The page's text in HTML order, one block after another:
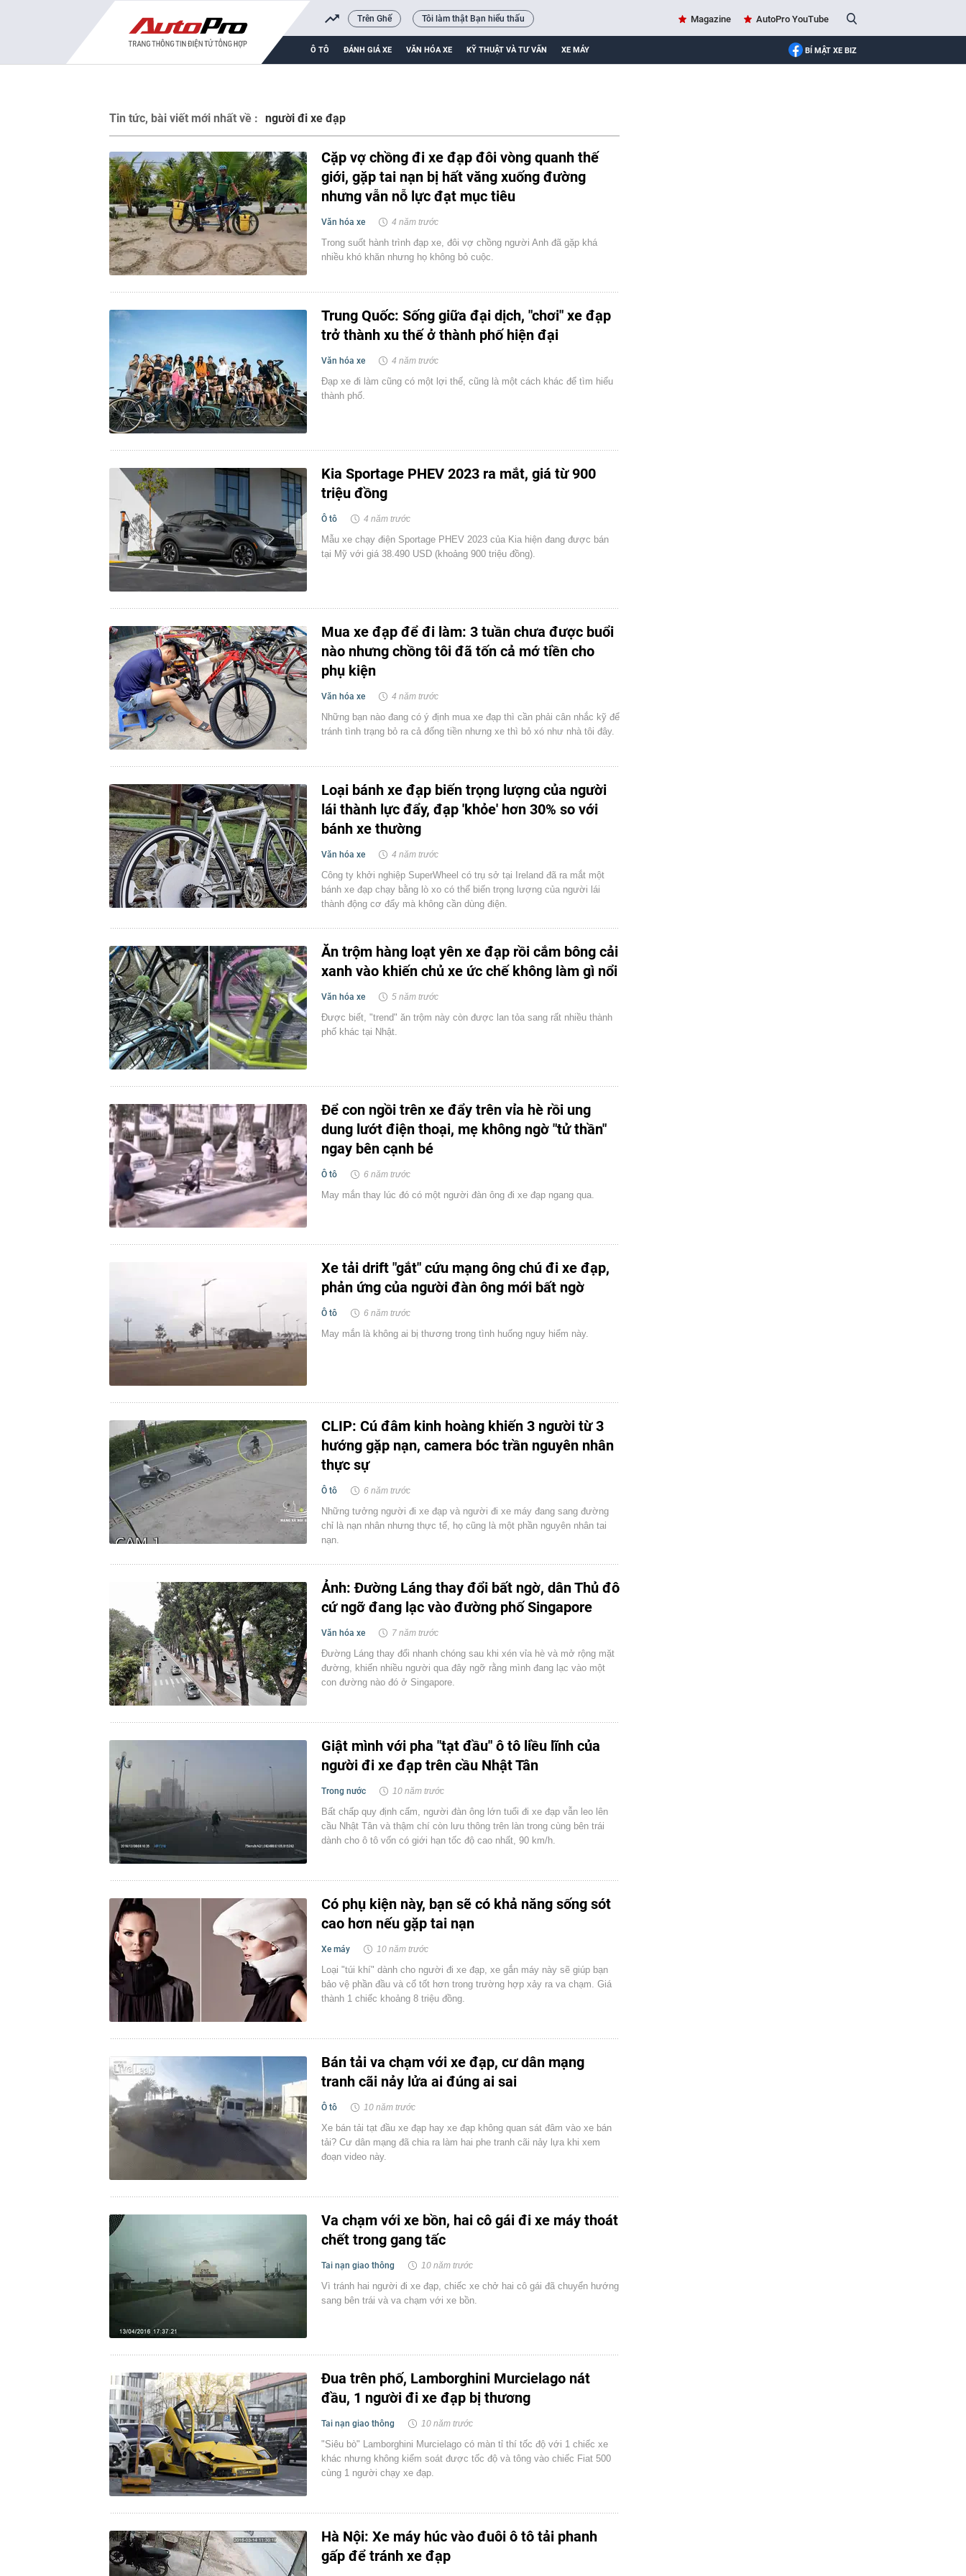
Trên Ghế Tôi làm thật Bạn hiểu thấu Magazine AutoPro YouTube
Ô TÔ ĐÁNH GIÁ XE VĂN HÓA XE KỸ THUẬT VÀ TƯ VẤN XE MÁY BÍ MẬT XE BIZ
Tin tức, bài viết mới nhất về : người đi xe đạp
Cặp vợ chồng đi xe đạp đôi vòng quanh thế
giới, gặp tai nạn bị hất văng xuống đường
nhưng vẫn nỗ lực đạt mục tiêu
Văn hóa xe 4 năm trước
Trong suốt hành trình đạp xe, đôi vợ chồng người Anh đã gặp khá
nhiều khó khăn nhưng họ không bỏ cuộc.
Trung Quốc: Sống giữa đại dịch, "chơi" xe đạp
trở thành xu thế ở thành phố hiện đại
Văn hóa xe 4 năm trước
Đạp xe đi làm cũng có một lợi thế, cũng là một cách khác để tìm hiểu
thành phố.
Kia Sportage PHEV 2023 ra mắt, giá từ 900
triệu đồng
Ô tô 4 năm trước
Mẫu xe chạy điện Sportage PHEV 2023 của Kia hiện đang được bán
tại Mỹ với giá 38.490 USD (khoảng 900 triệu đồng).
Mua xe đạp để đi làm: 3 tuần chưa được buổi
nào nhưng chồng tôi đã tốn cả mớ tiền cho
phụ kiện
Văn hóa xe 4 năm trước
Những bạn nào đang có ý định mua xe đạp thì cần phải cân nhắc kỹ để
tránh tình trạng bỏ ra cả đống tiền nhưng xe thì bỏ xó như nhà tôi đây.
Loại bánh xe đạp biến trọng lượng của người
lái thành lực đẩy, đạp 'khỏe' hơn 30% so với
bánh xe thường
Văn hóa xe 4 năm trước
Công ty khởi nghiệp SuperWheel có trụ sở tại Ireland đã ra mắt một
bánh xe đạp chạy bằng lò xo có thể biến trọng lượng của người lái
thành động cơ đẩy mà không cần dùng điện.
Ăn trộm hàng loạt yên xe đạp rồi cắm bông cải
xanh vào khiến chủ xe ức chế không làm gì nổi
Văn hóa xe 5 năm trước
Được biết, "trend" ăn trộm này còn được lan tỏa sang rất nhiều thành
phố khác tại Nhật.
Để con ngồi trên xe đẩy trên vỉa hè rồi ung
dung lướt điện thoại, mẹ không ngờ "tử thần"
ngay bên cạnh bé
Ô tô 6 năm trước
May mắn thay lúc đó có một người đàn ông đi xe đạp ngang qua.
Xe tải drift "gắt" cứu mạng ông chú đi xe đạp,
phản ứng của người đàn ông mới bất ngờ
Ô tô 6 năm trước
May mắn là không ai bị thương trong tình huống nguy hiểm này.
CLIP: Cú đâm kinh hoàng khiến 3 người từ 3
hướng gặp nạn, camera bóc trần nguyên nhân
thực sự
Ô tô 6 năm trước
Những tưởng người đi xe đạp và người đi xe máy đang sang đường
chỉ là nạn nhân nhưng thực tế, họ cũng là một phần nguyên nhân tai
nạn.
Ảnh: Đường Láng thay đổi bất ngờ, dân Thủ đô
cứ ngỡ đang lạc vào đường phố Singapore
Văn hóa xe 7 năm trước
Đường Láng thay đổi nhanh chóng sau khi xén vỉa hè và mở rộng mặt
đường, khiến nhiều người qua đây ngỡ rằng mình đang lạc vào một
con đường nào đó ở Singapore.
Giật mình với pha "tạt đầu" ô tô liều lĩnh của
người đi xe đạp trên cầu Nhật Tân
Trong nước 10 năm trước
Bất chấp quy định cấm, người đàn ông lớn tuổi đi xe đạp vẫn leo lên
cầu Nhật Tân và thậm chí còn lưu thông trên làn trong cùng bên trái
dành cho ô tô vốn có giới hạn tốc độ cao nhất, 90 km/h.
Có phụ kiện này, bạn sẽ có khả năng sống sót
cao hơn nếu gặp tai nạn
Xe máy 10 năm trước
Loại "túi khí" dành cho người đi xe đạp, xe gắn máy này sẽ giúp bạn
bảo vệ phần đầu và cổ tốt hơn trong trường hợp xảy ra va chạm. Giá
thành 1 chiếc khoảng 8 triệu đồng.
Bán tải va chạm với xe đạp, cư dân mạng
tranh cãi nảy lửa ai đúng ai sai
Ô tô 10 năm trước
Xe bán tải tạt đầu xe đạp hay xe đạp không quan sát đâm vào xe bán
tải? Cư dân mạng đã chia ra làm hai phe tranh cãi nảy lựa khi xem
đoạn video này.
Va chạm với xe bồn, hai cô gái đi xe máy thoát
chết trong gang tấc
Tai nạn giao thông 10 năm trước
Vì tránh hai người đi xe đạp, chiếc xe chở hai cô gái đã chuyển hướng
sang bên trái và va chạm với xe bồn.
Đua trên phố, Lamborghini Murcielago nát
đầu, 1 người đi xe đạp bị thương
Tai nạn giao thông 10 năm trước
"Siêu bò" Lamborghini Murcielago có màn tỉ thí tốc độ với 1 chiếc xe
khác nhưng không kiểm soát được tốc độ và tông vào chiếc Fiat 500
cùng 1 người chạy xe đạp.
Hà Nội: Xe máy húc vào đuôi ô tô tải phanh
gấp để tránh xe đạp